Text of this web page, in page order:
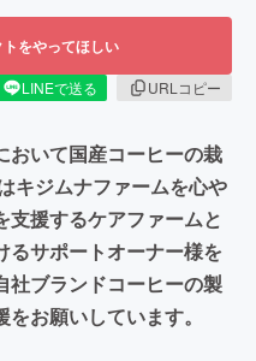
をやってほしい
LINEで送る
URLコピー
おいて国産コーヒーの栽
キジムナファームを心や
援するケアファームと
るサポートオーナー様を
社ブランドコーヒーの製
お願いしています。